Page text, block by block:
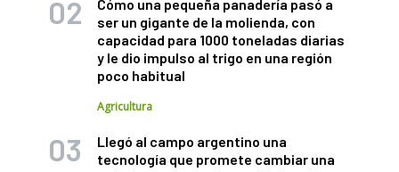
Cómo una pequeña panadería pasó a
ser un gigante de la molienda, con
capacidad para 1000 toneladas diarias
y le dio impulso al trigo en una región
poco habitual
Agricultura
Llegó al campo argentino una
tecnología que promete cambiar una